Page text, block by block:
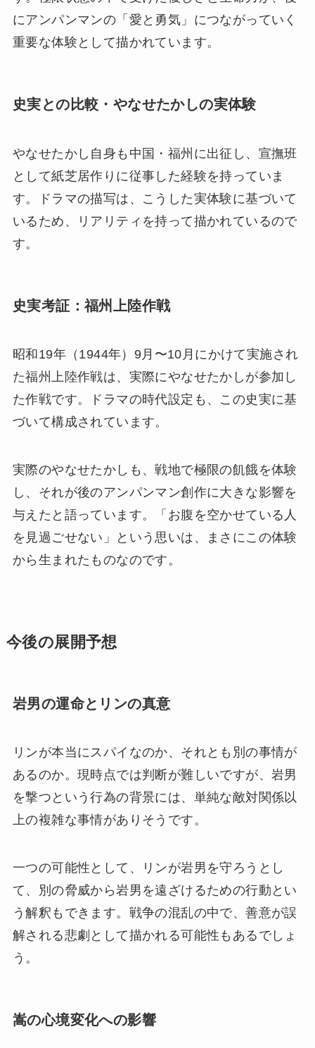
にアンパンマンの「愛と勇気」につながっていく
重要な体験として描かれています。
史実との比較・やなせたかしの実体験
やなせたかし自身も中国・福州に出征し、宣撫班
として紙芝居作りに従事した経験を持っていま
す。ドラマの描写は、こうした実体験に基づいて
いるため、リアリティを持って描かれているので
す。
史実考証：福州上陸作戦
昭和19年（1944年）9月〜10月にかけて実施され
た福州上陸作戦は、実際にやなせたかしが参加し
た作戦です。ドラマの時代設定も、この史実に基
づいて構成されています。
実際のやなせたかしも、戦地で極限の飢餓を体験
し、それが後のアンパンマン創作に大きな影響を
与えたと語っています。「お腹を空かせている人
を見過ごせない」という思いは、まさにこの体験
から生まれたものなのです。
今後の展開予想
岩男の運命とリンの真意
リンが本当にスパイなのか、それとも別の事情が
あるのか。現時点では判断が難しいですが、岩男
を撃つという行為の背景には、単純な敵対関係以
上の複雑な事情がありそうです。
一つの可能性として、リンが岩男を守ろうとし
て、別の脅威から岩男を遠ざけるための行動とい
う解釈もできます。戦争の混乱の中で、善意が誤
解される悲劇として描かれる可能性もあるでしょ
う。
嵩の心境変化への影響